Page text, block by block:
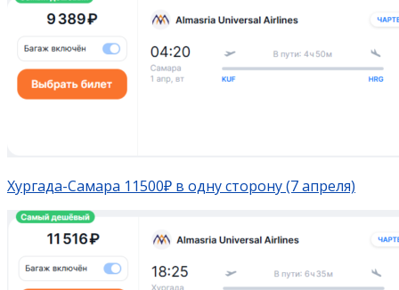
Хургада-Самара 11500₽ в одну сторону (7 апреля)